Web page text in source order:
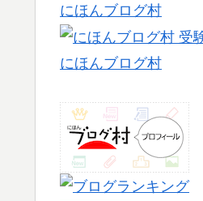
にほんブログ村
にほんブログ村